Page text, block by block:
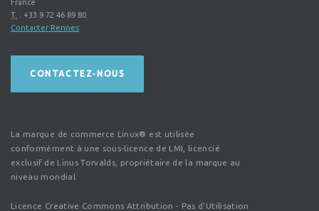
France
T. : +33 9 72 46 89 80
Contacter Rennes
CONTACTEZ-NOUS
La marque de commerce Linux® est utilisée
conformément à une sous-licence de LMI, licencié
exclusif de Linus Torvalds, propriétaire de la marque au
niveau mondial.
Licence Creative Commons Attribution - Pas d'Utilisation